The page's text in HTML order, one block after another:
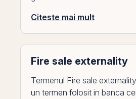
Citeste mai mult
Fire sale externality
Termenul Fire sale
un termen folosit in banca